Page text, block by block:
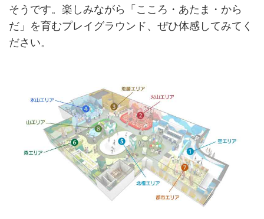
そうです。楽しみながら「こころ・あたま・から
だ」を育むプレイグラウンド、ぜひ体感してみてく
ださい。